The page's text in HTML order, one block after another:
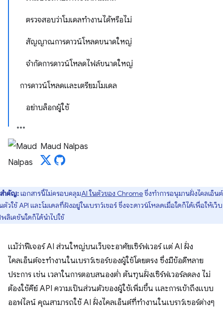
ตรวจสอบว่าโมเดลทํางานได้หรือไม่
สัญญาณการดาวน์โหลดขนาดใหญ่
จำกัดการดาวน์โหลดไฟล์ขนาดใหญ่
การดาวน์โหลดและเตรียมโมเดล
อย่าบล็อกผู้ใช้
Maud Nalpas
สำคัญ:เอกสารนี้ไม่ครอบคลุมAI ในตัวของ Chromeซึ่งทำการอนุมานฝั่งไคลเอ็น
ตัวใช้ API และโมเดลที่ฝังอยู่ในเบราว์เซอร์ ซึ่งจะดาวน์โหลดเมื่อใดก็ได้เพื่อให้เว็บ
ลิเคชันใดก็ได้นำไปใช้
แม้ว่าฟีเจอร์ AI ส่วนใหญ่บนเว็บจะอาศัยเซิร์ฟเวอร์ แต่ AI ฝั่ง
ไคลเอ็นต์จะทำงานในเบราว์เซอร์ของผู้ใช้โดยตรง ซึ่งมีข้อดีหลาย
ประการ เช่น เวลาในการตอบสนองต่ำ ต้นทุนฝั่งเซิร์ฟเวอร์ลดลง ไม่
ต้องใช้คีย์ API ความเป็นส่วนตัวของผู้ใช้เพิ่มขึ้น และการเข้าถึงแบบ
ออฟไลน์ คุณสามารถใช้ AI ฝั่งไคลเอ็นต์ที่ทํางานในเบราว์เซอร์ต่างๆ